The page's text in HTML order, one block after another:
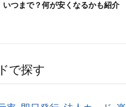
いつまで？何が安くなるかも紹介
で探す